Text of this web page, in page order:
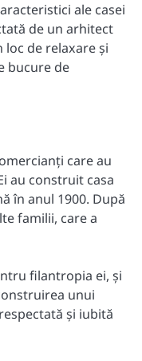
ale casei
de un arhitect
loc de relaxare și
bucure de
care au
au construit casa
în anul 1900. După
familii, care a
filantropia ei, și
unui
și iubită